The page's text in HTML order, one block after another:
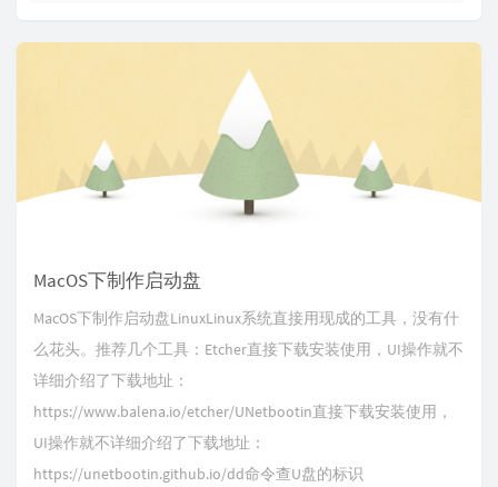
MacOS下制作启动盘
MacOS下制作启动盘LinuxLinux系统直接用现成的工具，没有什
么花头。推荐几个工具：Etcher直接下载安装使用，UI操作就不
详细介绍了下载地址：
https://www.balena.io/etcher/UNetbootin直接下载安装使用，
UI操作就不详细介绍了下载地址：
https://unetbootin.github.io/dd命令查U盘的标识